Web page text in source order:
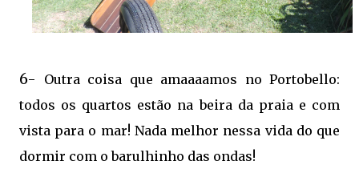
6- Outra coisa que amaaaamos no Portobello:
todos os quartos estão na beira da praia e com
vista para o mar! Nada melhor nessa vida do que
dormir com o barulhinho das ondas!